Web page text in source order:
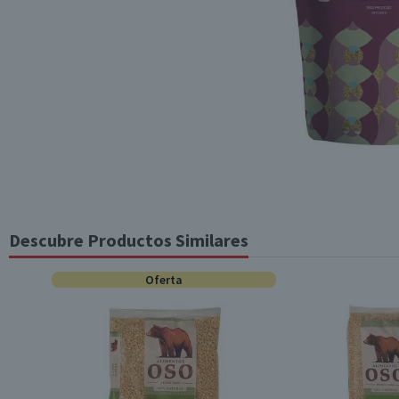
Descubre Productos Similares
Oferta